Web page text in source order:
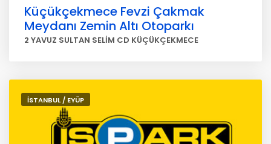
Küçükçekmece Fevzi Çakmak
Meydanı Zemin Altı Otoparkı
2 YAVUZ SULTAN SELİM CD KÜÇÜKÇEKMECE
İSTANBUL / EYÜP